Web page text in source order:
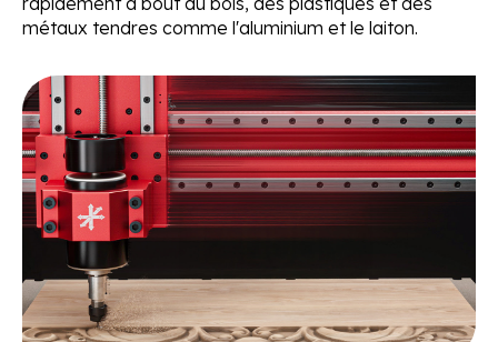
métaux tendres comme l'aluminium et le laiton.